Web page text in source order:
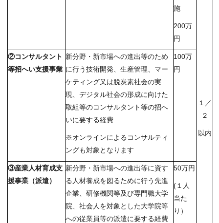
施
200万
円
１／
２
以内
②コンサルタント
等招へい支援事業
新分野・新市場への進出等のため
に行う技術開発、生産管理、マー
ケティング又は脱炭素社会の実
現、デジタル社会の形成に向けた
取組等のコンサルタント等の招へ
いに要する経費
※オンラインによるコンサルティ
ングも対象となります
100万
円
③産業人材育成支
援事業（派遣）
新分野・新市場への進出等に資す
る人材養成を図るために行う先進
企業、研修機関等及び専門職大学
院、社会人を対象とした大学院等
への従業員等の派遣に要する経費
50万円
(１人
当た
り）